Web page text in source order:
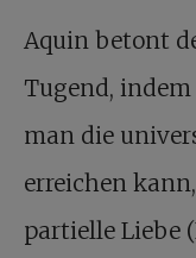
Aquin betont
Tugend,
man die
erreichen
partielle Liebe